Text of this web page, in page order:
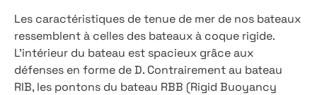
Les caractéristiques de tenue de mer de nos bateaux
ressemblent à celles des bateaux à coque rigide.
L’intérieur du bateau est spacieux grâce aux
défenses en forme de D. Contrairement au bateau
RIB, les pontons du bateau RBB (Rigid Buoyancy